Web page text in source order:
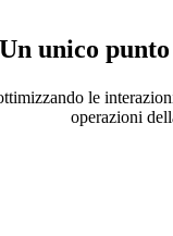
Un unico
le
operazioni